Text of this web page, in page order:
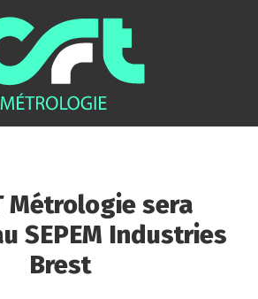
Métrologie sera
SEPEM Industries
Brest